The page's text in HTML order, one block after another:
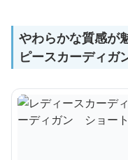
やわらかな質感が
ピースカーディガ